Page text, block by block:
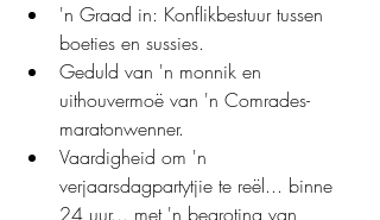
'n Graad in: Konflikbestuur tussen
boeties en sussies.
Geduld van 'n monnik en
uithouvermoë van 'n Comrades-
maratonwenner.
Vaardigheid om 'n
verjaarsdagpartytjie te reël... binne
24 uur... met 'n begroting van